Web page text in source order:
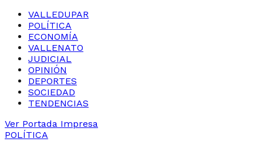
VALLEDUPAR
POLÍTICA
ECONOMÍA
VALLENATO
JUDICIAL
OPINIÓN
DEPORTES
SOCIEDAD
TENDENCIAS
Ver Portada Impresa
POLÍTICA